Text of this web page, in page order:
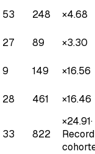
53 248 ×4.68
27 89 ×3.30
9 149 ×16.56
28 461 ×16.46
33 822
×24.91·
Record